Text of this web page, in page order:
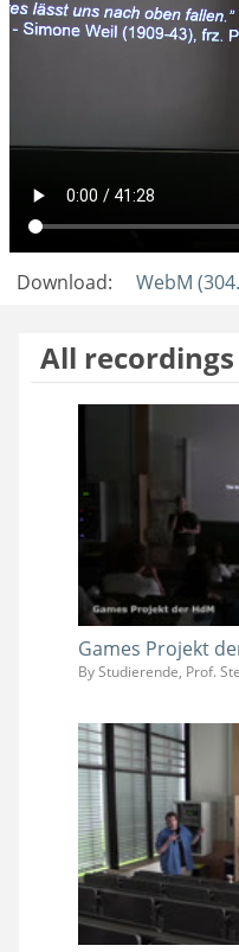
Download: WebM
Games Projekt
By Studierende, Prof.